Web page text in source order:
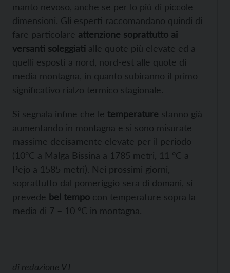
manto nevoso, anche se per lo più di piccole
dimensioni. Gli esperti raccomandano quindi di
fare particolare attenzione soprattutto ai
versanti soleggiati alle quote più elevate ed a
quelli esposti a nord, nord-est alle quote di
media montagna, in quanto subiranno il primo
significativo rialzo termico stagionale.
Si segnala infine che le temperature stanno già
aumentando in montagna e si sono misurate
massime decisamente elevate per il periodo
(10°C a Malga Bissina a 1785 metri, 11 °C a
Pejo a 1585 metri). Nei prossimi giorni,
soprattutto dal pomeriggio sera di domani, si
prevede bel tempo con temperature sopra la
media di 7 – 10 °C in montagna.
di redazione VT